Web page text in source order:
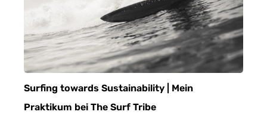
Surfing towards Sustainability | Mein
Praktikum bei The Surf Tribe